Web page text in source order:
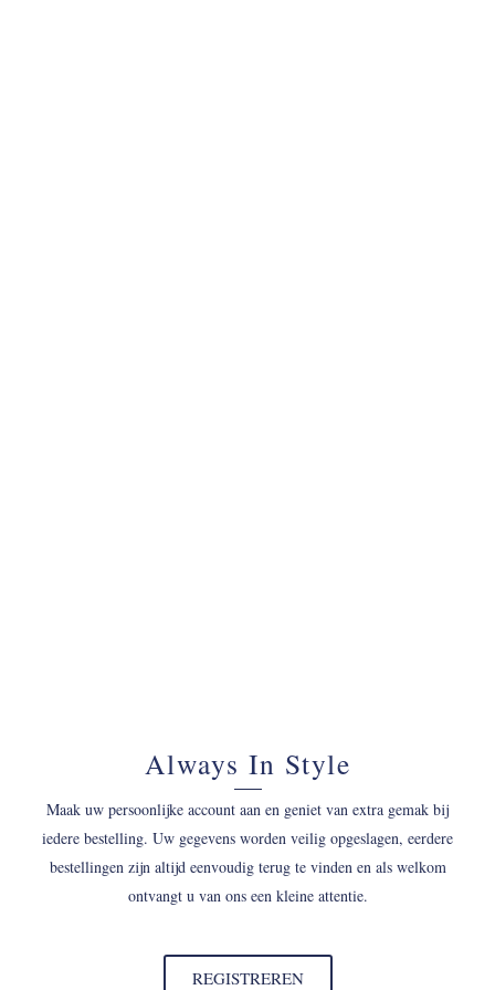
Always In Style
Maak uw persoonlijke account aan en geniet van extra gemak bij
iedere bestelling. Uw gegevens worden veilig opgeslagen, eerdere
bestellingen zijn altijd eenvoudig terug te vinden en als welkom
ontvangt u van ons een kleine attentie.
REGISTREREN